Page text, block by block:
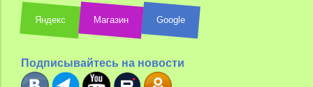
Яндекс Магазин Google
Подписывайтесь на новости